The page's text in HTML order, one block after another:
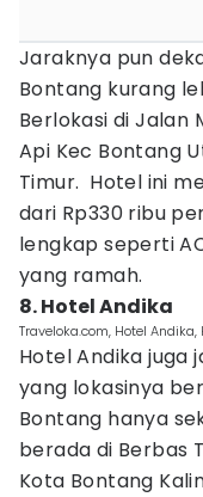
Jaraknya pun
Bontang kurang
Berlokasi di Jalan
Api Kec Bontang
Timur. Hotel ini
dari Rp330 ribu
lengkap seperti
yang ramah.
8. Hotel Andika
Traveloka.com, Hotel
Hotel Andika juga
yang lokasinya
Bontang hanya
berada di Berbas
Kota Bontang